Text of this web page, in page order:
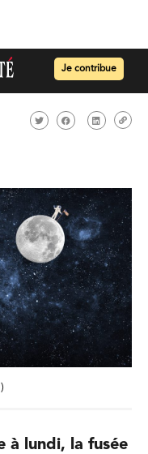
Je contribue
à lundi, la fusée